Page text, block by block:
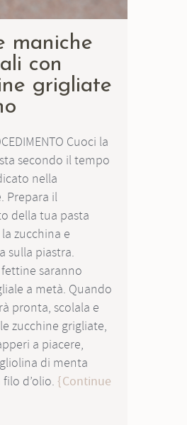
maniche
con
grigliate
Cuoci la
secondo il tempo
nella
Prepara il
della tua pasta
zucchina e
sulla piastra.
saranno
a metà. Quando
pronta, scolala e
zucchine grigliate,
a piacere,
di menta
d’olio. Continue